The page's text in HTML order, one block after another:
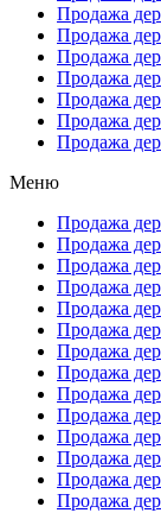
Продажа
Продажа
Продажа
Продажа
Продажа
Продажа
Продажа
Меню
Продажа
Продажа
Продажа
Продажа
Продажа
Продажа
Продажа
Продажа
Продажа
Продажа
Продажа
Продажа
Продажа
Продажа